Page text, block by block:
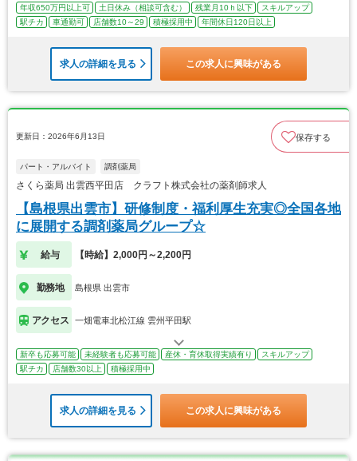
年収650万円以上可 土日休み（相談可含む） 残業月10ｈ以下
スキルアップ
駅チカ
車通勤可 店舗数10～29 積極採用中 年間休日120日以上
求人の詳細を見る この求人に興味がある
更新日：2026年6月13日 保存する
パート・アルバイト 調剤薬局
さくら薬局 出雲西平田店 クラフト株式会社の薬剤師求人
【島根県出雲市】研修制度・福利厚生充実◎全国各地
に展開する調剤薬局グループ☆
給与 【時給】2,000円～2,200円
勤務地 島根県 出雲市
アクセス 一畑電車北松江線 雲州平田駅
新卒も応募可能 未経験者も応募可能 産休・育休取得実績有り
スキルアップ
駅チカ
店舗数30以上 積極採用中
求人の詳細を見る この求人に興味がある